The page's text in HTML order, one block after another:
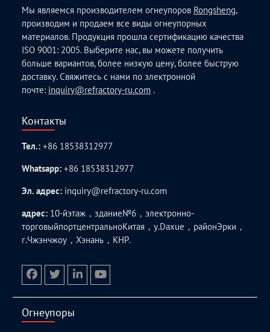
Мы являемся производителем огнеупоров Rongsheng,
производим и продаем все виды огнеупорных
материалов. Продукция прошла сертификацию качества
ISO 9001: 2005. Выберите нас, вы можете получить
больше вариантов, более низкую цену, более быструю
доставку. Свяжитесь с нами по электронной
почте: inquiry@refractory-ru.com .
Контакты
Тел.:+86 18538312977
Whatsapp:+86 18538312977
Эл. адрес: inquiry@refractory-ru.com
адрес: 10-йэтаж，здание№6，электронно-
торговыйпортцентральноКитая，у.Daxue，районЭрки，
г.Чжэнчжоу，Хэнань，КНР.
Огнеупоры